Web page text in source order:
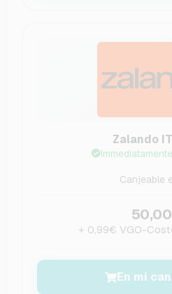
Zalando
Canjeable
+ 0,99€ VGO-
En mi